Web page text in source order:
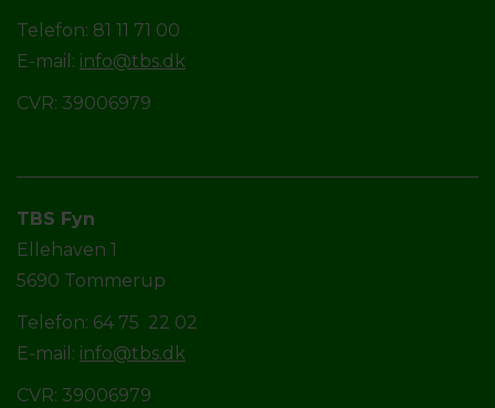
Telefon: 81 11 71 00
E-mail: info@tbs.dk
CVR: 39006979
TBS Fyn
Ellehaven 1
5690 Tommerup
Telefon: 64 75 22 02
E-mail: info@tbs.dk
CVR: 39006979